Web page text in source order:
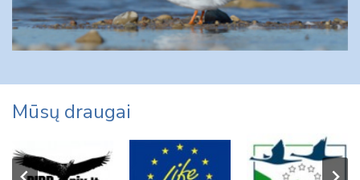
Mūsų draugai